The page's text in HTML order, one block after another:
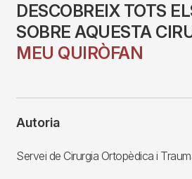
DESCOBREIX TOTS
SOBRE AQUESTA
MEU QUIRÒFAN
Autoria
Servei de Cirurgia Ortopèdica i